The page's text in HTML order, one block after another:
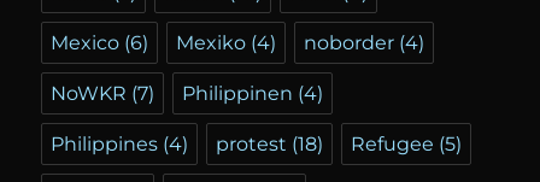
Mexico (6) Mexiko (4) noborder (4)
NoWKR (7) Philippinen (4)
Philippines (4) protest (18) Refugee (5)